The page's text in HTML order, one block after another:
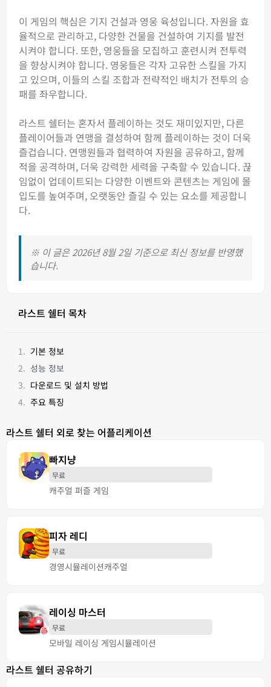
이 게임의 핵심은 기지 건설과 영웅 육성입니다. 자원을 효
율적으로 관리하고, 다양한 건물을 건설하여 기지를 발전
시켜야 합니다. 또한, 영웅들을 모집하고 훈련시켜 전투력
을 향상시켜야 합니다. 영웅들은 각자 고유한 스킬을 가지
고 있으며, 이들의 스킬 조합과 전략적인 배치가 전투의 승
패를 좌우합니다.
라스트 쉘터는 혼자서 플레이하는 것도 재미있지만, 다른
플레이어들과 연맹을 결성하여 함께 플레이하는 것이 더욱
즐겁습니다. 연맹원들과 협력하여 자원을 공유하고, 함께
적을 공격하며, 더욱 강력한 세력을 구축할 수 있습니다. 끊
임없이 업데이트되는 다양한 이벤트와 콘텐츠는 게임에 몰
입도를 높여주며, 오랫동안 즐길 수 있는 요소를 제공합니
다.
※ 이 글은 2026년 8월 2일 기준으로 최신 정보를 반영했
습니다.
라스트 쉘터 목차
기본 정보
성능 정보
다운로드 및 설치 방법
주요 특징
라스트 쉘터 외로 찾는 어플리케이션
빠지냥
무료
캐주얼 퍼즐 게임
피자 레디
무료
경영시뮬레이션캐주얼
레이싱 마스터
무료
모바일 레이싱 게임시뮬레이션
라스트 쉘터 공유하기